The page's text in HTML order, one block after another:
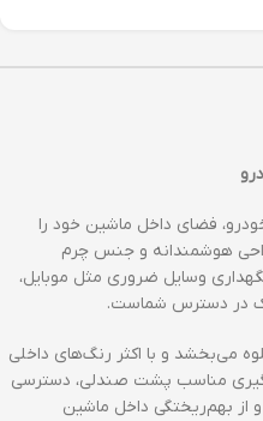
فضای داخل ماشین خود را
هوشمندانه و جنس چرم
وسایل ضروری مثل موبایل،
در دسترس شماست.
می‌بخشد و با اکثر رنگ‌های داخلی
مناسب پشت صندلی، دسترسی
از بهم‌ریختگی داخل ماشین